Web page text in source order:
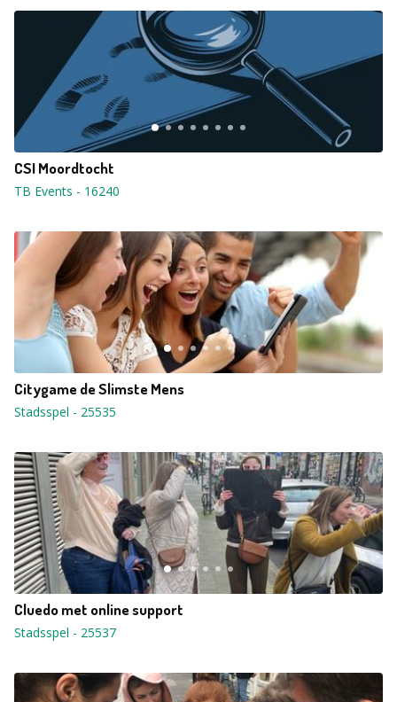
CSI Moordtocht
TB Events - 16240
Citygame de Slimste Mens
Stadsspel - 25535
Cluedo met online support
Stadsspel - 25537